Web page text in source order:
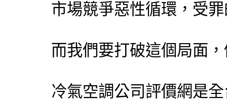
市場競爭惡性循環，受
而我們要打破這個局面
冷氣空調公司評價網是